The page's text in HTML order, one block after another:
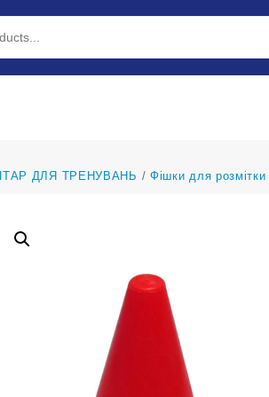
ДЛЯ ТРЕНУВАНЬ / Фішки для розмітки